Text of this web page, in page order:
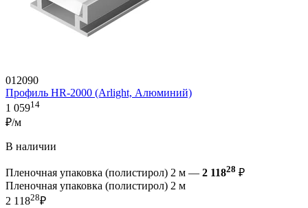
012090
Профиль HR-2000 (Arlight, Алюминий)
1 05914
₽/м
В наличии
Пленочная упаковка (полистирол) 2 м — 2 11828 ₽
Пленочная упаковка (полистирол) 2 м
2 11828₽